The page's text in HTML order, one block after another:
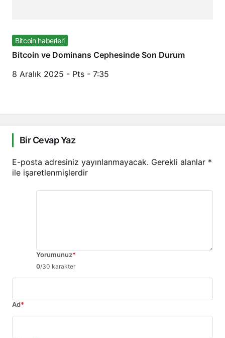
Bitcoin haberleri
Bitcoin ve Dominans Cephesinde Son Durum
8 Aralık 2025 - Pts - 7:35
Bir Cevap Yaz
E-posta adresiniz yayınlanmayacak. Gerekli alanlar *
ile işaretlenmişlerdir
Yorumunuz*
0/30 karakter
Ad*